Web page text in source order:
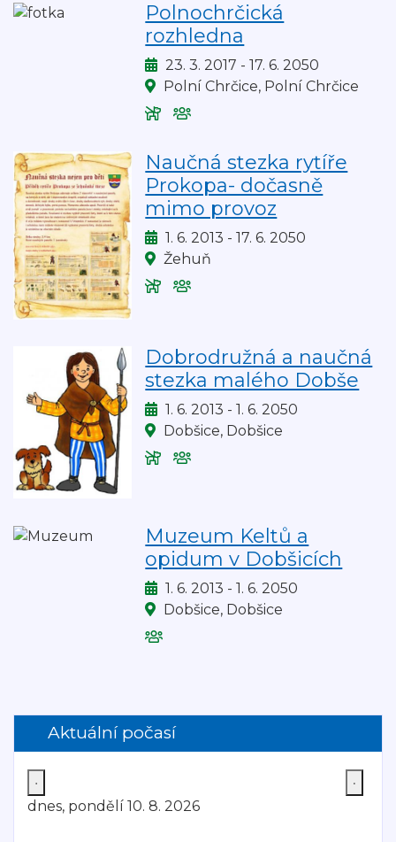
akcipro
děti
Polnochrčická
rozhledna
Kdy:
23. 3. 2017 - 17. 6. 2050
Kde:
Polní Chrčice, Polní Chrčice
Vstup
povolen
se
zvířaty
pro
děti
Naučná stezka rytíře
Prokopa- dočasně
mimo provoz
Kdy:
1. 6. 2013 - 17. 6. 2050
Kde:
Žehuň
Vstup
se
zvířaty
děti
Dobrodružná a naučná
stezka malého Dobše
Kdy:
1. 6. 2013 - 1. 6. 2050
Kde:
Dobšice, Dobšice
Vstup
se
zvířaty
děti
Muzeum Keltů a
opidum v Dobšicích
Kdy:
1. 6. 2013 - 1. 6. 2050
Kde:
Dobšice, Dobšice
děti
Aktuální počasí
dnes, pondělí 10. 8. 2026